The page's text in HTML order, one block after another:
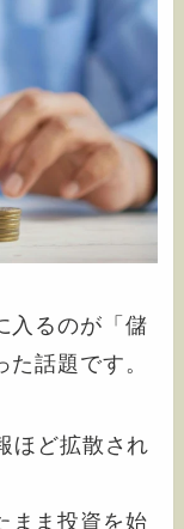
入るのが「儲
話題です。
ほど拡散され
まま投資を始